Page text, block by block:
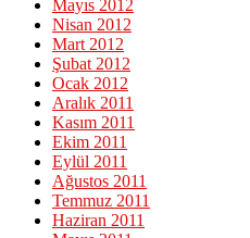
Mayıs 2012
Nisan 2012
Mart 2012
Şubat 2012
Ocak 2012
Aralık 2011
Kasım 2011
Ekim 2011
Eylül 2011
Ağustos 2011
Temmuz 2011
Haziran 2011